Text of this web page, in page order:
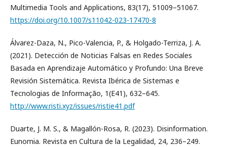
Multimedia Tools and Applications, 83(17), 51009–51067.
https://doi.org/10.1007/s11042-023-17470-8
Álvarez-Daza, N., Pico-Valencia, P., & Holgado-Terriza, J. A.
(2021). Detección de Noticias Falsas en Redes Sociales
Basada en Aprendizaje Automático y Profundo: Una Breve
Revisión Sistemática. Revista Ibérica de Sistemas e
Tecnologias de Informação, 1(E41), 632–645.
http://www.risti.xyz/issues/ristie41.pdf
Duarte, J. M. S., & Magallón-Rosa, R. (2023). Disinformation.
Eunomia. Revista en Cultura de la Legalidad, 24, 236–249.